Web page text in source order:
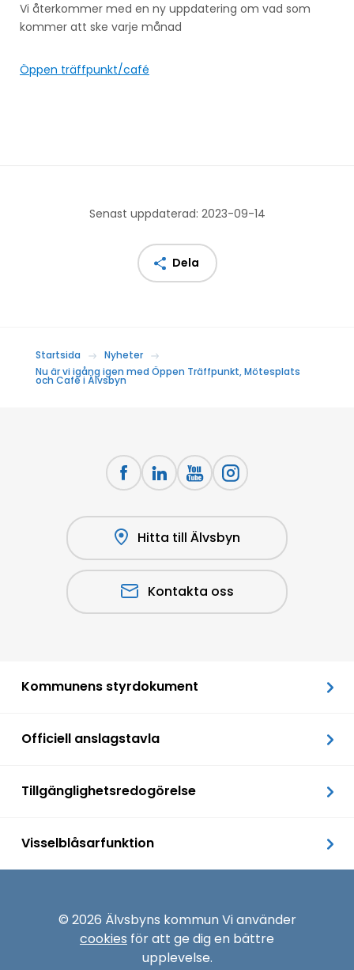
Vi återkommer med en ny uppdatering om vad som
kommer att ske varje månad
Öppen träffpunkt/café
Senast uppdaterad: 2023-09-14
Dela
Startsida
Nyheter
Nu är vi igång igen med Öppen Träffpunkt, Mötesplats
och Café i Älvsbyn
Hitta till Älvsbyn
Kontakta oss
Kommunens styrdokument
Officiell anslagstavla
Tillgänglighetsredogörelse
Visselblåsarfunktion
© 2026 Älvsbyns kommun Vi använder
cookies för att ge dig en bättre
upplevelse.